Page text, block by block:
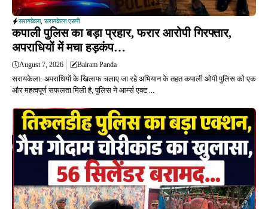
सरायकेला, सरायकेला एसपी
कपाली पुलिस का बड़ा प्रहार, फरार आरोपी गिरफ्तार,
अपराधियों में मचा हड़कंप…
August 7, 2026 Balram Panda
सरायकेला: अपराधियों के खिलाफ चलाए जा रहे अभियान के तहत कपाली ओपी पुलिस को एक
और महत्वपूर्ण सफलता मिली है, पुलिस ने आर्म्स एक्ट ...